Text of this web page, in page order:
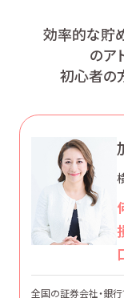
効率的な貯
のア
初心者の
全国の証券会社・銀